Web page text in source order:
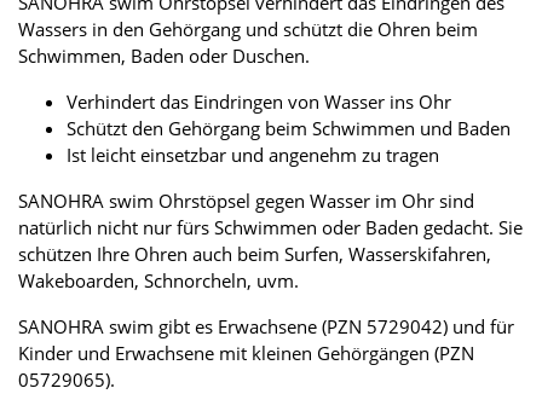
Wassers in den Gehörgang und schützt die Ohren beim
Schwimmen, Baden oder Duschen.
Verhindert das Eindringen von Wasser ins Ohr
Schützt den Gehörgang beim Schwimmen und Baden
Ist leicht einsetzbar und angenehm zu tragen
SANOHRA swim Ohrstöpsel gegen Wasser im Ohr sind
natürlich nicht nur fürs Schwimmen oder Baden gedacht. Sie
schützen Ihre Ohren auch beim Surfen, Wasserskifahren,
Wakeboarden, Schnorcheln, uvm.
SANOHRA swim gibt es Erwachsene (PZN 5729042) und für
Kinder und Erwachsene mit kleinen Gehörgängen (PZN
05729065).